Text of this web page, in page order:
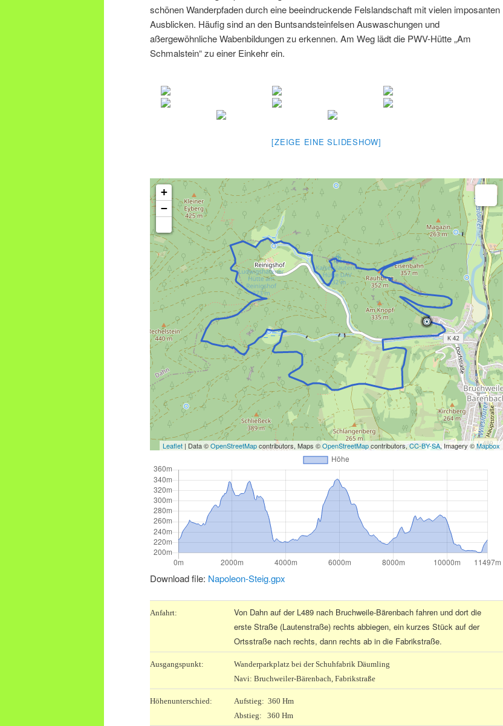
schönen Wanderpfaden durch eine beeindruckende Felslandschaft mit vielen imposanten
Ausblicken. Häufig sind an den Buntsandsteinfelsen Auswaschungen und
aßergewöhnliche Wabenbildungen zu erkennen. Am Weg lädt die PWV-Hütte „Am
Schmalstein“ zu einer Einkehr ein.
[ZEIGE EINE SLIDESHOW]
+
−
Leaflet | Data ©OpenStreetMapcontributors, Maps ©OpenStreetMapcontributors,CC-BY-SA, Imagery ©Mapbox
Download file: Napoleon-Steig.gpx
Anfahrt:
Von Dahn auf der L489 nach Bruchweile-Bärenbach fahren und dort die
erste Straße (Lautenstraße) rechts abbiegen, ein kurzes Stück auf der
Ortsstraße nach rechts, dann rechts ab in die Fabrikstraße.
Ausgangspunkt:
Wanderparkplatz bei der Schuhfabrik Däumling
Navi: Bruchweiler-Bärenbach, Fabrikstraße
Höhenunterschied:
Aufstieg: 360 Hm
Abstieg: 360 Hm